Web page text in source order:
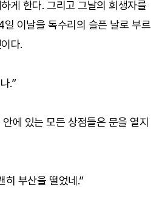
게 한다. 그리고 그날의 희생자를
이날을 독수리의 슬픈 날로 부르
다.
.”
에 있는 모든 상점들은 문을 열지
히 부산을 떨었네.”